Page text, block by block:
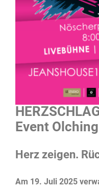
Event Olching
Herz zeigen.
Am 19. Juli 2025